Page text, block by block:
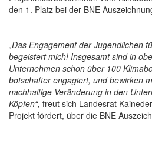
den 1. Platz bei der BNE
„Das Engagement der Jugendlichen
begeistert mich! Insgesamt sind in
Unternehmen schon über 100
botschafter engagiert, und bewirken
nachhaltige Veränderung in den
Köpfen“, freut sich Landesrat
Projekt fördert, über die BNE